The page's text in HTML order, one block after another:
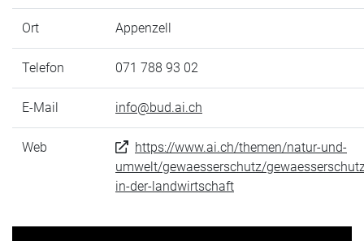
Ort Appenzell
Telefon 071 788 93 02
E-Mail info@bud.ai.ch
Web
https://www.ai.ch/themen/natur-und-
umwelt/gewaesserschutz/
in-der-landwirtschaft